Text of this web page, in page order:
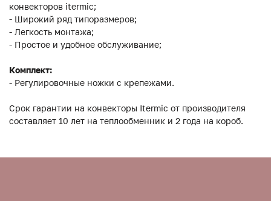
конвекторов itermic;
- Широкий ряд типоразмеров;
- Легкость монтажа;
- Простое и удобное обслуживание;
Комплект:
- Регулировочные ножки с крепежами.
Срок гарантии на конвекторы Itermic от производителя
составляет 10 лет на теплообменник и 2 года на короб.